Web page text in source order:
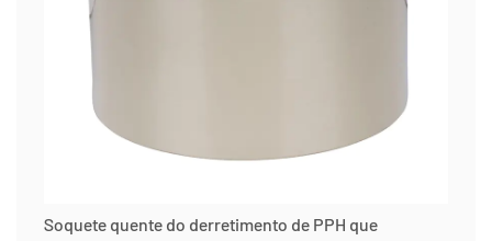
Soquete quente do derretimento de PPH que